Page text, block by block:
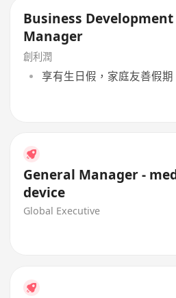
Business
Manager
創利潤
享有生日假，家庭友善假期
General Manager -
device
Global Executive